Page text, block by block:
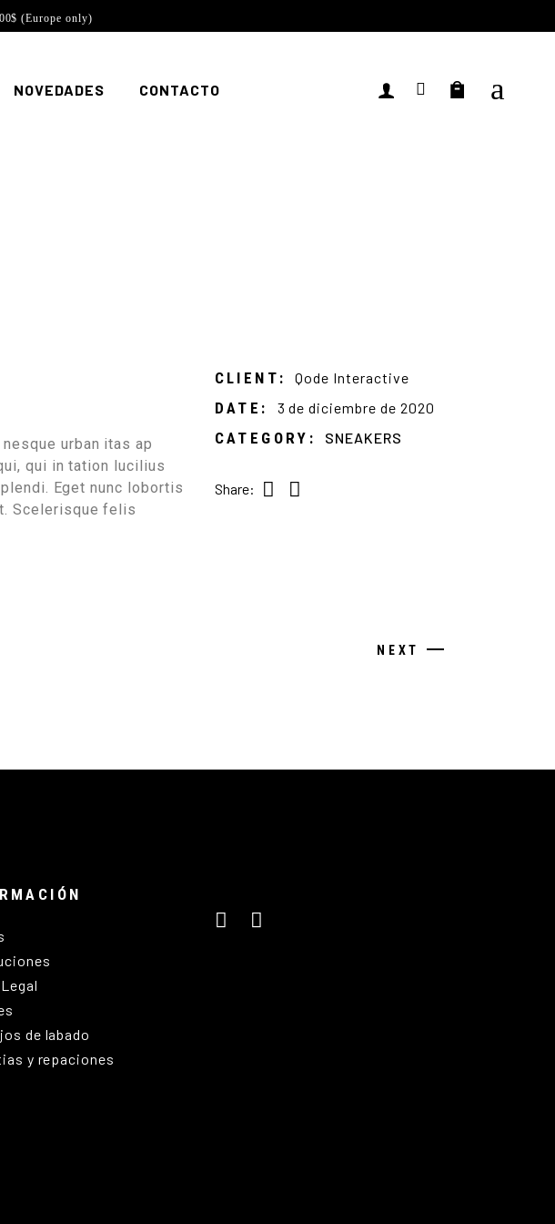
(Europe only)
NOVEDADES CONTACTO
urban itas ap
qui in tation lucilius
Eget nunc lobortis
Scelerisque felis
CLIENT: Qode Interactive
DATE: 3 de diciembre de 2020
CATEGORY: SNEAKERS
Share:
NEXT
de labado
y repaciones